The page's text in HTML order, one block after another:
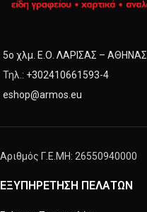
5ο χλμ. Ε.Ο. ΛΑΡΙΣΑΣ – ΑΘΗΝΑΣ
Τηλ.: +302410661593-4
eshop@armos.eu
Αριθμός Γ.Ε.ΜΗ: 26550940000
ΕΞΥΠΗΡΕΤΗΣΗ ΠΕΛΑΤΩΝ